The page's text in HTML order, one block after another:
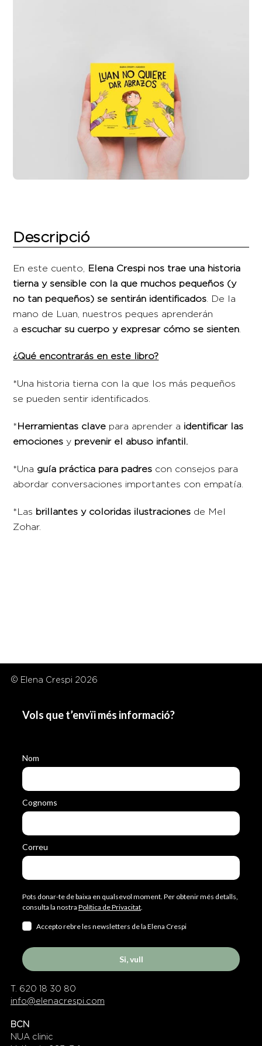
Descripció
En este cuento, Elena Crespi nos trae una historia
tierna y sensible con la que muchos pequeños (y
no tan pequeños) se sentirán identificados . De la
mano de Luan, nuestros peques aprenderán
a escuchar su cuerpo y expresar cómo se sienten
¿Qué encontrarás en este libro?
*Una historia tierna con la que los más pequeños
se pueden sentir identificados.
*Herramientas clave para aprender a identificar las
emociones y prevenir el abuso infantil.
*Una guía práctica para padres con consejos para
abordar conversaciones importantes con empatía.
*Las brillantes y coloridas ilustraciones de Mel
Zohar.
© Elena Crespi 2026
Vols que t’envïi més informació?
Nom
Cognoms
Correu
Pots donar-te de baixa en qualsevol moment. Per obtenir més detalls,
consulta la nostra Política de Privacitat.
Accepto rebre les newsletters de la Elena Crespi
Si, vull
T. 620 18 30 80
info@elenacrespi.com
BCN
NUA clinic